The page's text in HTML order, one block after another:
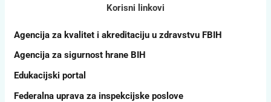
Korisni linkovi
Agencija za kvalitet i akreditaciju u zdravstvu FBIH
Agencija za sigurnost hrane BIH
Edukacijski portal
Federalna uprava za inspekcijske poslove